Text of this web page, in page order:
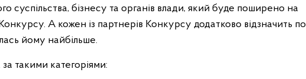
суспільства, бізнесу та органів влади, який буде поширено на
А кожен із партнерів Конкурсу додатково відзначить по
йому найбільше.
за такими категоріями: